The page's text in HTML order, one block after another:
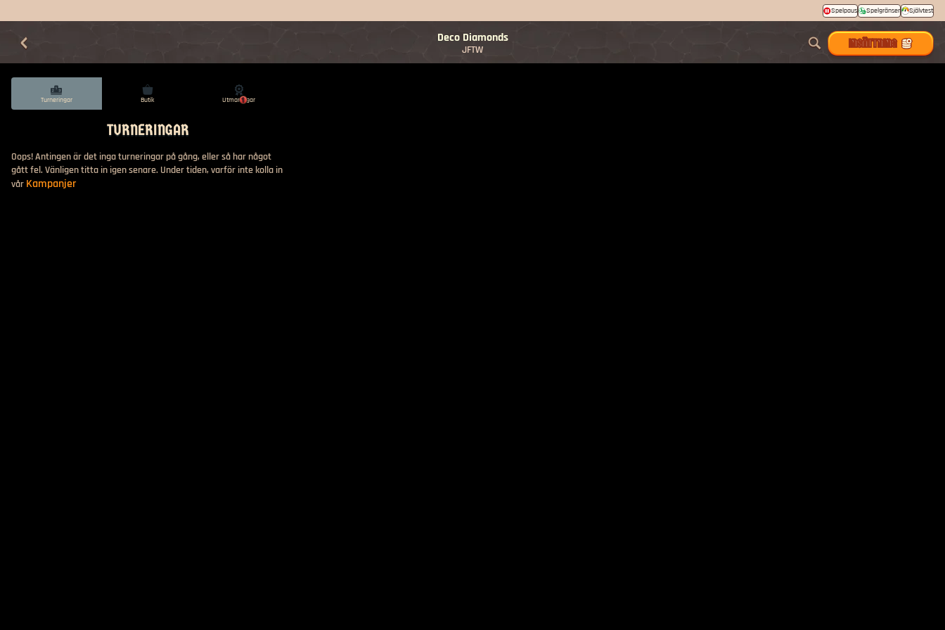
Spelpaus Spelgränser Självtest
Deco Diamonds
JFTW INSÄTTNING
Turneringar Butik 1
Utmaningar
TURNERINGAR
Oops! Antingen är det inga turneringar på gång, eller så har något
gått fel. Vänligen titta in igen senare. Under tiden, varför inte kolla in
vår Kampanjer